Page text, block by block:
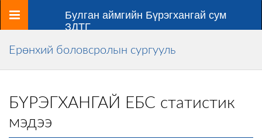
Цэс
Булган аймгийн Бүрэгхангай сум
ЗДТГ
Ерөнхий боловсролын сургууль
БҮРЭГХАНГАЙ ЕБС статистик
мэдээ